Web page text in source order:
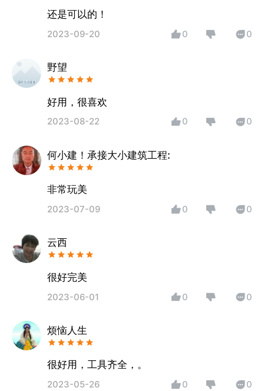
还是可以的！
2023-09-20 0 0
野望
好用，很喜欢
2023-08-22 0 0
何小建！承接大小建筑工程:
非常玩美
2023-07-09 0 0
云西
很好完美
2023-06-01 0 0
烦恼人生
很好用，工具齐全，。
2023-05-26 0 0